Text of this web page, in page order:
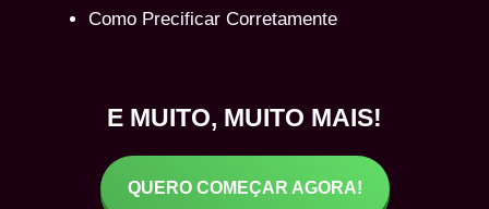
Como Precificar Corretamente
E MUITO, MUITO MAIS!
QUERO COMEÇAR AGORA!